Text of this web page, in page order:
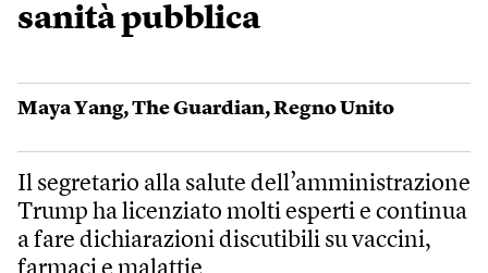
sanità pubblica
Maya Yang,The Guardian,Regno Unito
Il segretario alla salute dell’amministrazione
Trump ha licenziato molti esperti e continua
a fare dichiarazioni discutibili su vaccini,